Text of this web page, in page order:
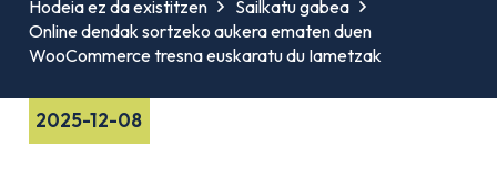
Hodeia ez da existitzen
Sailkatu gabea
Online dendak sortzeko aukera ematen duen
WooCommerce tresna euskaratu du Iametzak
2025-12-08